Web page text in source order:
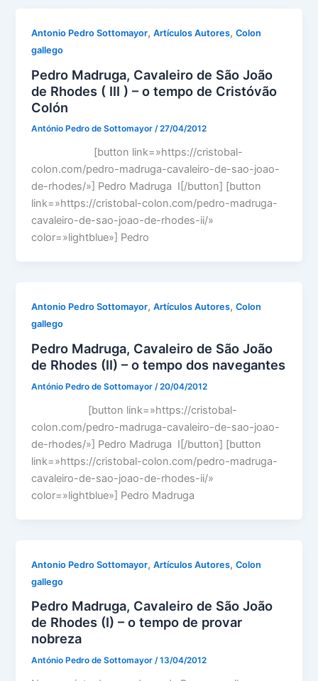
Antonio Pedro Sottomayor,Artículos Autores,Colon
gallego
Pedro Madruga, Cavaleiro de São João
de Rhodes ( III ) – o tempo de Cristóvão
Colón
António Pedro de Sottomayor/27/04/2012
[button link=»https://cristobal-
colon.com/pedro-madruga-cavaleiro-de-sao-joao-
de-rhodes/»] Pedro Madruga I[/button] [button
link=»https://cristobal-colon.com/pedro-madruga-
cavaleiro-de-sao-joao-de-rhodes-ii/»
color=»lightblue»] Pedro
Antonio Pedro Sottomayor,Artículos Autores,Colon
gallego
Pedro Madruga, Cavaleiro de São João
de Rhodes (II) – o tempo dos navegantes
António Pedro de Sottomayor/20/04/2012
[button link=»https://cristobal-
colon.com/pedro-madruga-cavaleiro-de-sao-joao-
de-rhodes/»] Pedro Madruga I[/button] [button
link=»https://cristobal-colon.com/pedro-madruga-
cavaleiro-de-sao-joao-de-rhodes-ii/»
color=»lightblue»] Pedro Madruga
Antonio Pedro Sottomayor,Artículos Autores,Colon
gallego
Pedro Madruga, Cavaleiro de São João
de Rhodes (I) – o tempo de provar
nobreza
António Pedro de Sottomayor/13/04/2012